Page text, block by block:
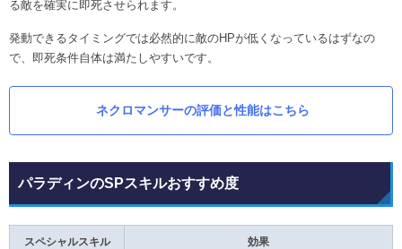
る敵を確実に即死させられます。
発動できるタイミングでは必然的に敵のHPが低くなっているはずなの
で、即死条件自体は満たしやすいです。
ネクロマンサーの評価と性能はこちら
パラディンのSPスキルおすすめ度
スペシャルスキル 効果